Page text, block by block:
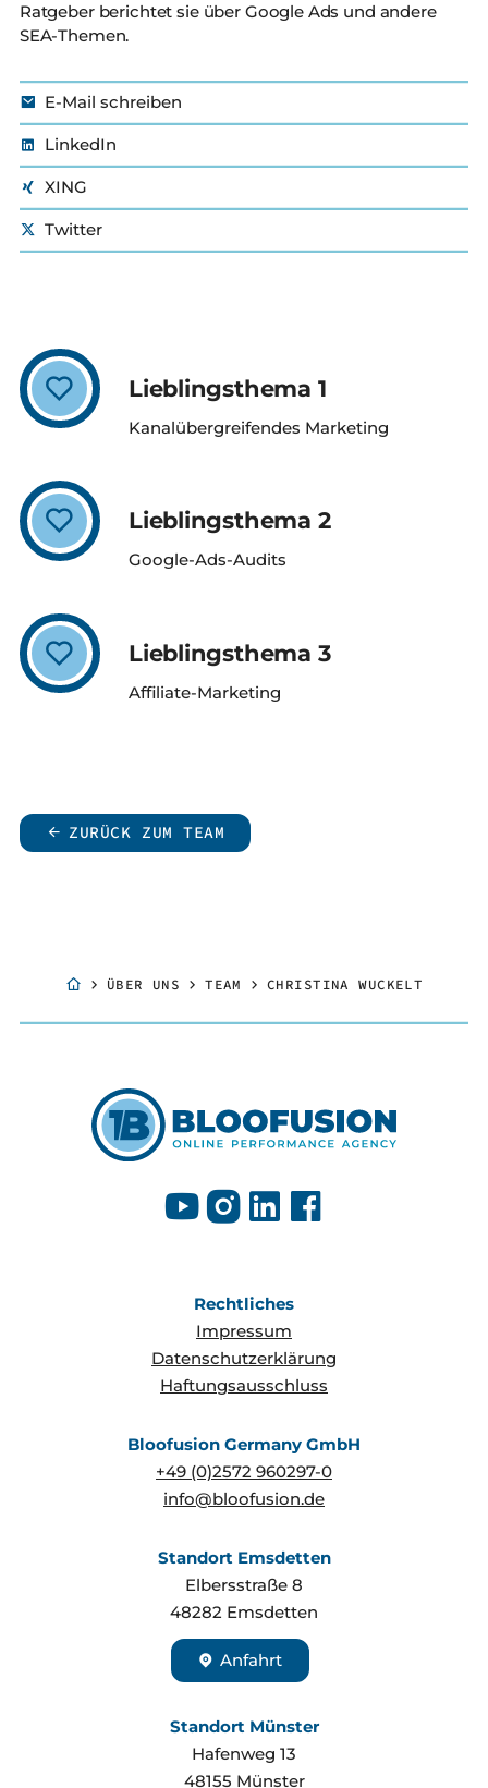
Ratgeber berichtet sie über Google Ads und andere
SEA-Themen.
E-Mail schreiben
LinkedIn
XING
Twitter
Lieblingsthema 1
Kanalübergreifendes Marketing
Lieblingsthema 2
Google-Ads-Audits
Lieblingsthema 3
Affiliate-Marketing
ZURÜCK ZUM TEAM
ÜBER UNS TEAM CHRISTINA WUCKELT
Rechtliches
Impressum
Datenschutzerklärung
Haftungsausschluss
Bloofusion Germany GmbH
+49 (0)2572 960297-0
info@bloofusion.de
Standort Emsdetten
Elbersstraße 8
48282 Emsdetten
Anfahrt
Standort Münster
Hafenweg 13
48155 Münster